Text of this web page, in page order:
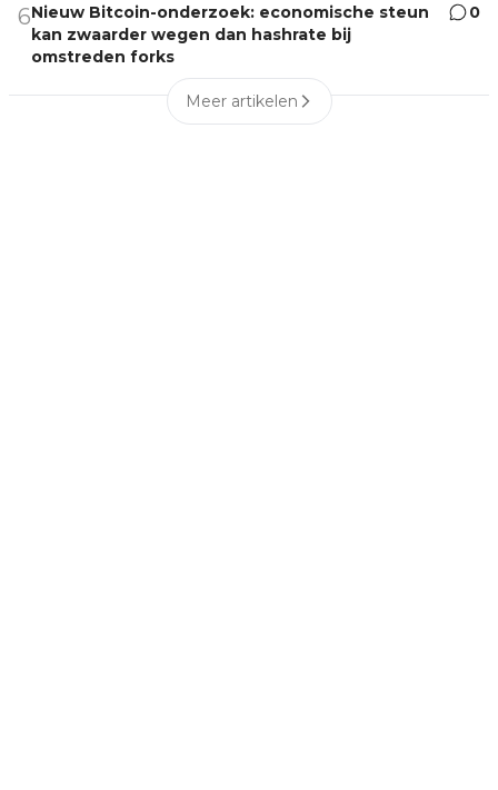
6Nieuw Bitcoin-onderzoek: economische steun
kan zwaarder wegen dan hashrate bij
omstreden forks
0
Meer artikelen